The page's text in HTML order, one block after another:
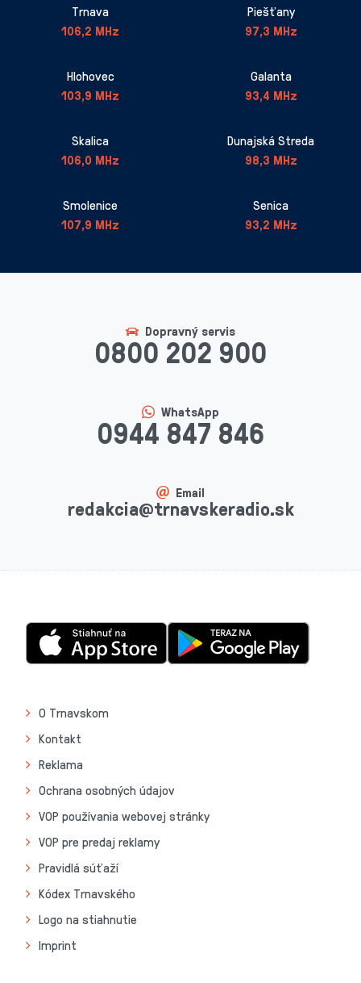
Trnava
106,2 MHz
Piešťany
97,3 MHz
Hlohovec
103,9 MHz
Galanta
93,4 MHz
Skalica
106,0 MHz
Dunajská Streda
98,3 MHz
Smolenice
107,9 MHz
Senica
93,2 MHz
Dopravný servis
0800 202 900
WhatsApp
0944 847 846
Email
redakcia@trnavskeradio.sk
O Trnavskom
Kontakt
Reklama
Ochrana osobných údajov
VOP používania webovej stránky
VOP pre predaj reklamy
Pravidlá súťaží
Kódex Trnavského
Logo na stiahnutie
Imprint